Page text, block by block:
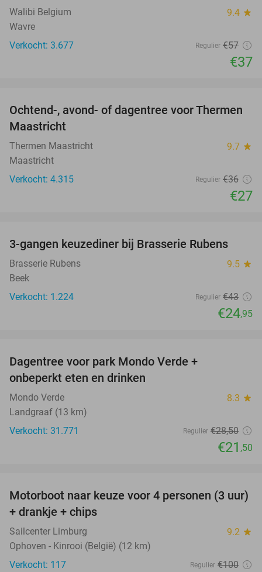
Walibi Belgium 9.4 star
Wavre
Verkocht: 3.677
Regulier €57
€37
25%
Ochtend-, avond- of dagentree voor Thermen
Maastricht
Thermen Maastricht 9.7 star
Maastricht
Verkocht: 4.315
Regulier €36
€27
42%
3-gangen keuzediner bij Brasserie Rubens
Brasserie Rubens 9.5 star
Beek
Verkocht: 1.224
Regulier €43
€24,95
Dagentree voor park Mondo Verde +
onbeperkt eten en drinken
Mondo Verde 8.3 star
Landgraaf (13 km)
Verkocht: 31.771
Regulier €28,50
€21 ,50
31%
Motorboot naar keuze voor 4 personen (3 uur)
+ drankje + chips
Sailcenter Limburg 9.2 star
Ophoven - Kinrooi (België) (12 km)
Verkocht: 117
Regulier €100